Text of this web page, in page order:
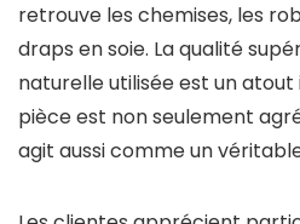
retrouve les chemises, les
draps en soie. La qualité
naturelle utilisée est un atout
pièce est non seulement
agit aussi comme un